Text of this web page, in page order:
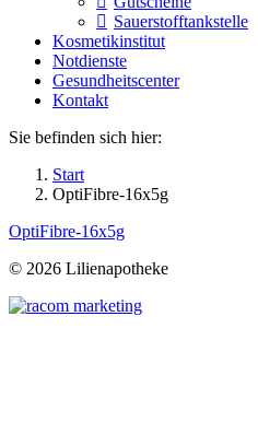
Sauerstofftankstelle
Kosmetikinstitut
Notdienste
Gesundheitscenter
Kontakt
Sie befinden sich hier:
Start
OptiFibre-16x5g
OptiFibre-16x5g
© 2026 Lilienapotheke